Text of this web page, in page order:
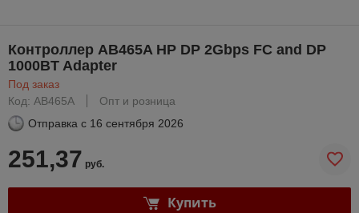
Контроллер AB465A HP DP 2Gbps FC and DP
1000BT Adapter
Под заказ
Код: AB465A
Опт и розница
Отправка с 16 сентября 2026
251,37 руб.
Купить